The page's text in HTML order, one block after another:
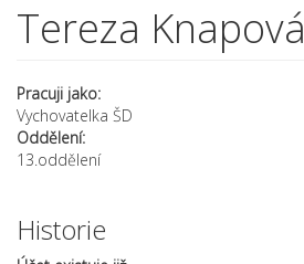
Tereza Knapová
Pracuji jako:
Vychovatelka ŠD
Oddělení:
13.oddělení
Historie